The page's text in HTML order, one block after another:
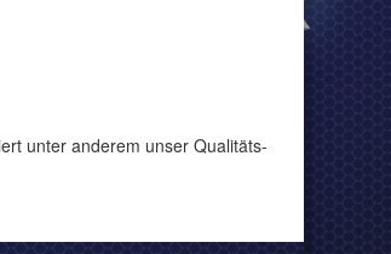
unter anderem unser Qualitäts-